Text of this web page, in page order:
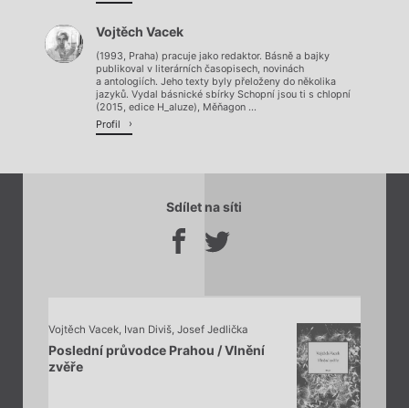
Vojtěch Vacek
(1993, Praha) pracuje jako redaktor. Básně a bajky
publikoval v literárních časopisech, novinách
a antologiích. Jeho texty byly přeloženy do několika
jazyků. Vydal básnické sbírky Schopní jsou ti s chlopní
(2015, edice H_aluze), Měňagon ...
Profil
Sdílet na síti
Vojtěch Vacek, Ivan Diviš, Josef Jedlička
Poslední průvodce Prahou / Vlnění
zvěře